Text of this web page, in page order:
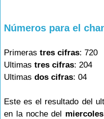
Números para el
Primeras tres cifras: 720
Ultimas tres cifras: 204
Ultimas dos cifras: 04
Este es el resultado del
en la noche del